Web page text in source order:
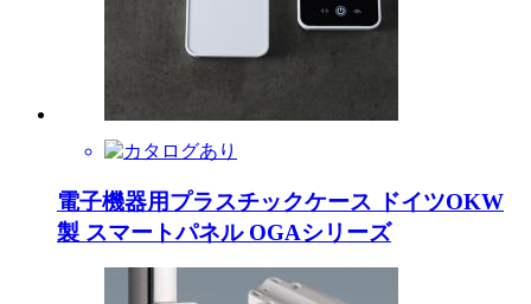
電子機器用プラスチックケース ドイツOKW
製 スマートパネル OGAシリーズ